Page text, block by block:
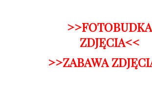
>>FOTOBUDKA
ZDJĘCIA<<
>>ZABAWA